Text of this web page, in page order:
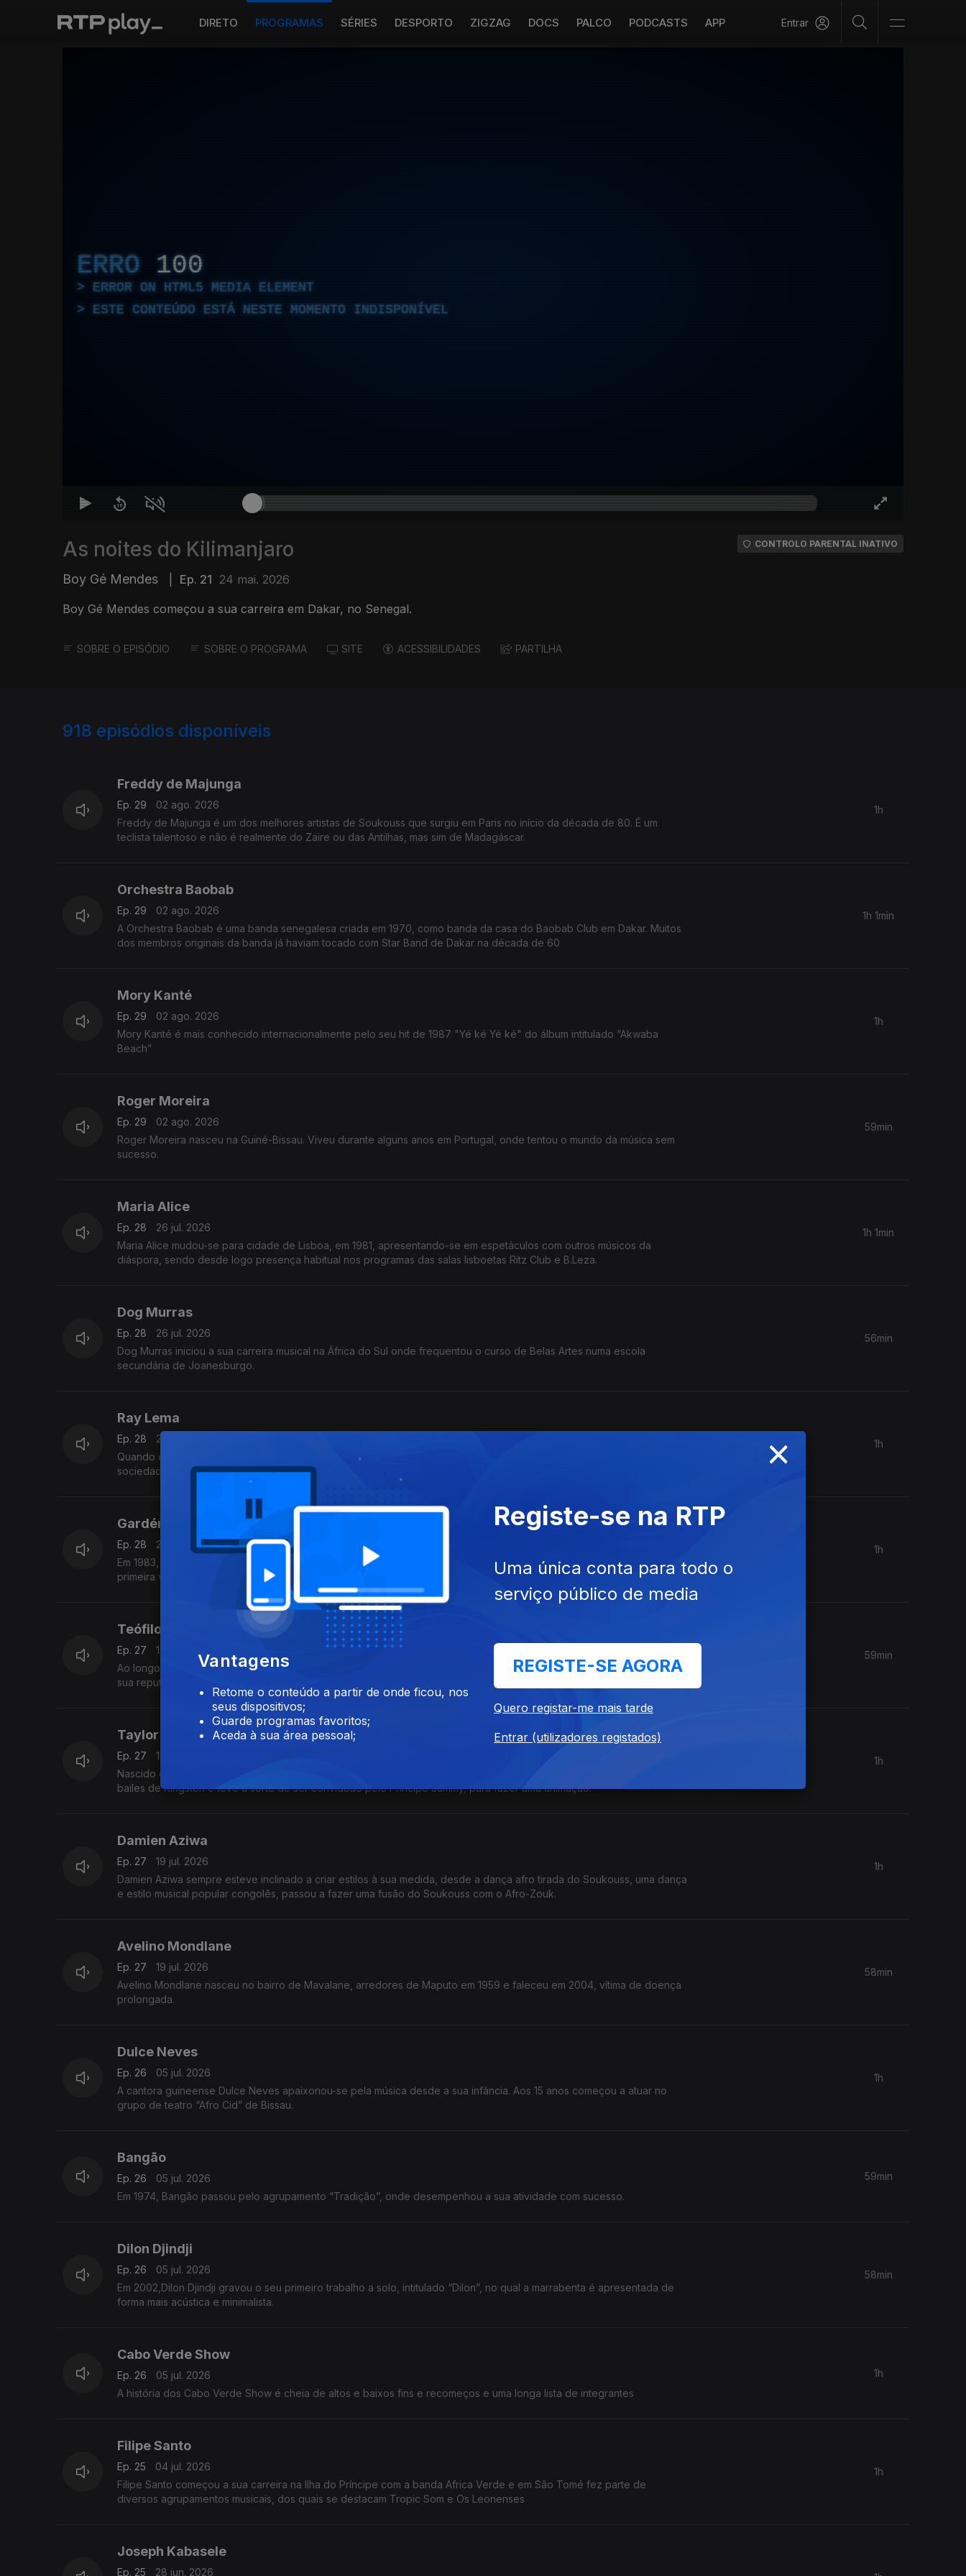
DIRETO PROGRAMAS SÉRIES DESPORTO ZIGZAG DOCS PALCO PODCASTS APP Entrar
ERRO 100
ERROR ON HTML5 MEDIA ELEMENT
ESTE CONTEÚDO ESTÁ NESTE MOMENTO INDISPONÍVEL
As noites do Kilimanjaro
Boy Gé Mendes Ep. 21 24 mai. 2026
Boy Gé Mendes começou a sua carreira em Dakar, no Senegal.
CONTROLO PARENTAL INATIVO
SOBRE O EPISÓDIO SOBRE O PROGRAMA SITE ACESSIBILIDADES PARTILHA
918 episódios disponíveis
Freddy de Majunga
Ep. 29
02 ago. 2026
Freddy de Majunga é um dos melhores artistas de Soukouss que surgiu em Paris no início da década de 80. É um
teclista talentoso e não é realmente do Zaire ou das Antilhas, mas sim de Madagáscar.
1h
Orchestra Baobab
Ep. 29
02 ago. 2026
A Orchestra Baobab é uma banda senegalesa criada em 1970, como banda da casa do Baobab Club em Dakar. Muitos
dos membros originais da banda já haviam tocado com Star Band de Dakar na década de 60
1h 1min
Mory Kanté
Ep. 29
02 ago. 2026
Mory Kanté é mais conhecido internacionalmente pelo seu hit de 1987 "Yé ké Yé ké" do álbum intitulado “Akwaba
Beach”
1h
Roger Moreira
Ep. 29
02 ago. 2026
Roger Moreira nasceu na Guiné-Bissau. Viveu durante alguns anos em Portugal, onde tentou o mundo da música sem
sucesso.
59min
Maria Alice
Ep. 28
26 jul. 2026
Maria Alice mudou-se para cidade de Lisboa, em 1981, apresentando-se em espetáculos com outros músicos da
diáspora, sendo desde logo presença habitual nos programas das salas lisboetas Ritz Club e B.Leza.
1h 1min
Dog Murras
Ep. 28
26 jul. 2026
Dog Murras iniciou a sua carreira musical na África do Sul onde frequentou o curso de Belas Artes numa escola
secundária de Joanesburgo.
56min
Ray Lema
Ep. 28
26 jul. 2026
Quando criança Ray Lema queria ser padre e em 1957, com 11 anos de idade, ingressou no seminário dos Padres (uma
sociedade católica romana de vida apostólica), onde o seu talento para a música foi reconhecido.
1h
Gardénia Benrós
Ep. 28
26 jul. 2026
Em 1983, Gardénia Benrós integrou o projeto conjunto Tropical Power, nos Estados Unidos da América e gravou pela
primeira vez em estúdio três temas com esse grupo
1h
Teófilo Chantre
Ep. 27
19 jul. 2026
Ao longo da sua vida Teófilo Chantre foi muito influenciado pela restante música lusófona, a brasileira em particular. A
sua reputação como cantor e compositor foi aumentando.
59min
Taylor
Ep. 27
19 jul. 2026
Nascido em West Kingston, Taylor mais conhecido artisticamente por Chaka Demus era um participante regular nos
bailes de Kingston e teve a sorte de ser convidado pelo Príncipe Jammy, para fazer uma animação.
1h
Damien Aziwa
Ep. 27
19 jul. 2026
Damien Aziwa sempre esteve inclinado a criar estilos à sua medida, desde a dança afro tirada do Soukouss, uma dança
e estilo musical popular congolês, passou a fazer uma fusão do Soukouss com o Afro-Zouk.
1h
Avelino Mondlane
Ep. 27
19 jul. 2026
Avelino Mondlane nasceu no bairro de Mavalane, arredores de Maputo em 1959 e faleceu em 2004, vítima de doença
prolongada.
58min
Dulce Neves
Ep. 26
05 jul. 2026
A cantora guineense Dulce Neves apaixonou-se pela música desde a sua infância. Aos 15 anos começou a atuar no
grupo de teatro “Afro Cid” de Bissau.
1h
Bangão
Ep. 26
05 jul. 2026
Em 1974, Bangão passou pelo agrupamento “Tradição”, onde desempenhou a sua atividade com sucesso.
59min
Dilon Djindji
Ep. 26
05 jul. 2026
Em 2002,Dilon Djindji gravou o seu primeiro trabalho a solo, intitulado “Dilon”, no qual a marrabenta é apresentada de
forma mais acústica e minimalista.
58min
Cabo Verde Show
Ep. 26
05 jul. 2026
A história dos Cabo Verde Show é cheia de altos e baixos fins e recomeços e uma longa lista de integrantes
1h
Filipe Santo
Ep. 25
04 jul. 2026
Filipe Santo começou a sua carreira na Ilha do Príncipe com a banda Africa Verde e em São Tomé fez parte de
diversos agrupamentos musicais, dos quais se destacam Tropic Som e Os Leonenses
1h
Joseph Kabasele
Ep. 25 28 jun. 2026
×
Vantagens
Retome o conteúdo a partir de onde ficou, nos
seus dispositivos;
Guarde programas favoritos;
Aceda à sua área pessoal;
Registe-se na RTP
Uma única conta para todo o
serviço público de media
REGISTE-SE AGORA
Quero registar-me mais tarde
Entrar (utilizadores registados)